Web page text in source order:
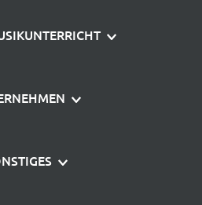
lernen
Fragen